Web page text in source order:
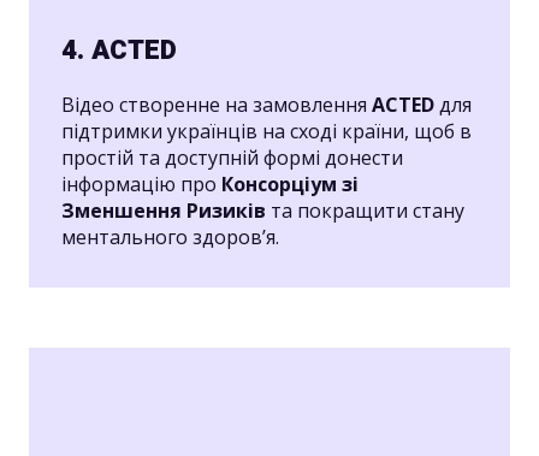
4. ACTED
Відео створенне на замовлення ACTEDдля
підтримки українців на сході країни, щоб в
простій та доступній формі донести
інформацію про Консорціум зі
Зменшення Ризиків та покращити стану
ментального здоров’я.